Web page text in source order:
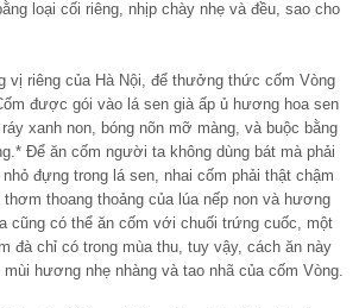
loại cối riêng, nhịp chày nhẹ và đều, sao cho
vị riêng của Hà Nội, để thưởng thức cốm Vòng
được gói vào lá sen già ấp ủ hương hoa sen
xanh non, bóng nõn mỡ màng, và buộc bằng
Để ăn cốm người ta không dùng bát mà phải
đựng trong lá sen, nhai cốm phải thật chậm
thơm thoang thoảng của lúa nếp non và hương
cũng có thể ăn cốm với chuối trứng cuốc, một
đà chỉ có trong mùa thu, tuy vậy, cách ăn này
hương nhẹ nhàng và tao nhã của cốm Vòng.